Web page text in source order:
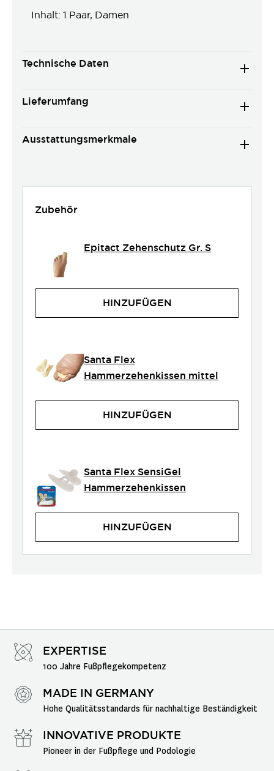
Inhalt: 1 Paar, Damen
Technische Daten
Lieferumfang
Ausstattungsmerkmale
Zubehör
Epitact Zehenschutz Gr. S
HINZUFÜGEN
Santa Flex
Hammerzehenkissen mittel
HINZUFÜGEN
Santa Flex SensiGel
Hammerzehenkissen
HINZUFÜGEN
EXPERTISE
100 Jahre Fußpflegekompetenz
MADE IN GERMANY
Hohe Qualitätsstandards für nachhaltige Beständigkeit
INNOVATIVE PRODUKTE
Pioneer in der Fußpflege und Podologie